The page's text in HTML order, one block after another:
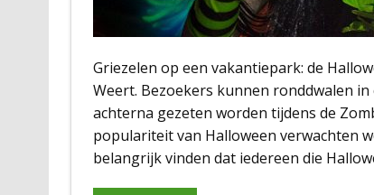
Griezelen op een vakantiepark: de
Weert. Bezoekers kunnen ronddwalen
achterna gezeten worden tijdens de
populariteit van Halloween verwachten
belangrijk vinden dat iedereen die